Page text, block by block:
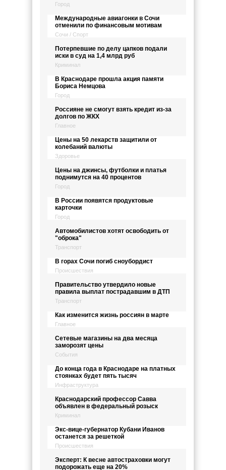
Город
Международные авиагонки в Сочи
отменили по финансовым мотивам
Сочи / Спорт
Потерпевшие по делу цапков подали
иски в суд на 1,4 млрд руб
Криминал
В Краснодаре прошла акция памяти
Бориса Немцова
Город
Россияне не смогут взять кредит из-за
долгов по ЖКХ
Главное
Цены на 50 лекарств защитили от
колебаний валюты
Здоровье
Цены на джинсы, футболки и платья
поднимутся на 40 процентов
Город
В России появятся продуктовые
карточки
Город
Автомобилистов хотят освободить от
"оброка"
Транспорт
В горах Сочи погиб сноубордист
Происшествия
Правительство утвердило новые
правила выплат пострадавшим в ДТП
Транспорт
Как изменится жизнь россиян в марте
Главное
Сетевые магазины на два месяца
заморозят цены
События
До конца года в Краснодаре на платных
стоянках будет пять тысяч
Инфраструктура
Краснодарский профессор Савва
объявлен в федеральный розыск
Криминал
Экс-вице-губернатор Кубани Иванов
останется за решеткой
Происшествия
Эксперт: К весне автостраховки могут
подорожать еще на 20%